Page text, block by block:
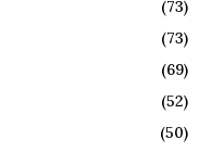
(73)
(73)
(69)
(52)
(50)